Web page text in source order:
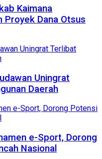
Kaimana
Proyek Dana Otsus
Uningrat
Daerah
e-Sport, Dorong
Nasional